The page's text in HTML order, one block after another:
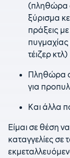
(πληθώρα
ξύρισμα
πράξεις
τέιζερ κτλ)
Πληθώρα
για
Και άλλα
Είμαι σε θέση
καταγγελίες σε